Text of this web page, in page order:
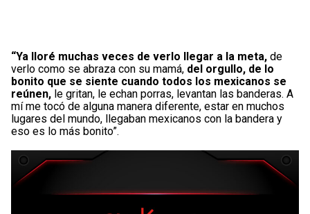
“Ya lloré muchas veces de verlo llegar a la meta, de
verlo como se abraza con su mamá, del orgullo, de lo
bonito que se siente cuando todos los mexicanos se
reúnen, le gritan, le echan porras, levantan las banderas. A
mí me tocó de alguna manera diferente, estar en muchos
lugares del mundo, llegaban mexicanos con la bandera y
eso es lo más bonito”.